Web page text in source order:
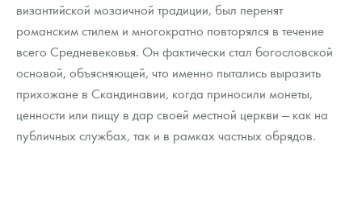
византийской мозаичной традиции, был перенят
романским стилем и многократно повторялся в течение
всего Средневековья. Он фактически стал богословской
основой, объясняющей, что именно пытались выразить
прихожане в Скандинавии, когда приносили монеты,
ценности или пищу в дар своей местной церкви — как на
публичных службах, так и в рамках частных обрядов.